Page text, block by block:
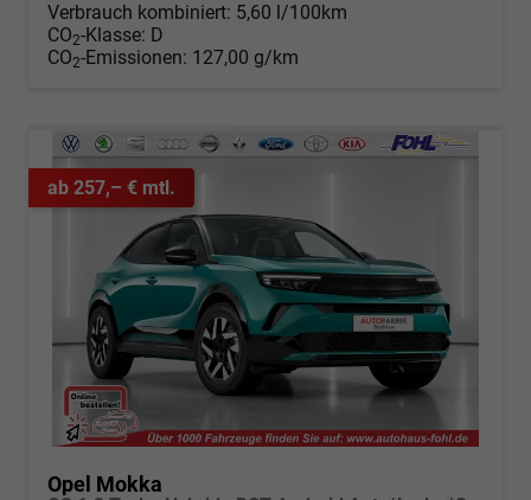
Verbrauch kombiniert: 5,60 l/100km
CO2-Klasse: D
CO2-Emissionen: 127,00 g/km
ab 257,– € mtl.
Opel Mokka